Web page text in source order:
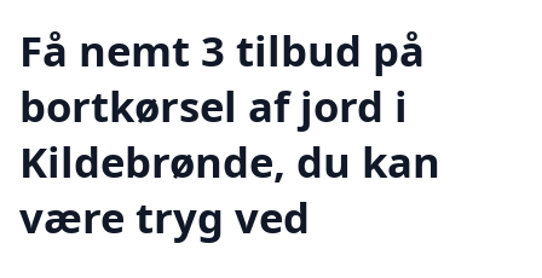
Få nemt 3 tilbud på
bortkørsel af jord i
Kildebrønde, du kan
være tryg ved